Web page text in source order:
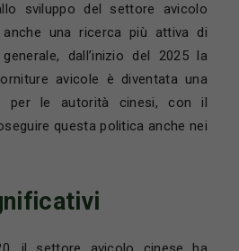
sviluppo del settore avicolo
anche una ricerca più attiva di
dall’inizio del 2025 la
avicole è diventata una
per le autorità cinesi, con il
questa politica anche nei